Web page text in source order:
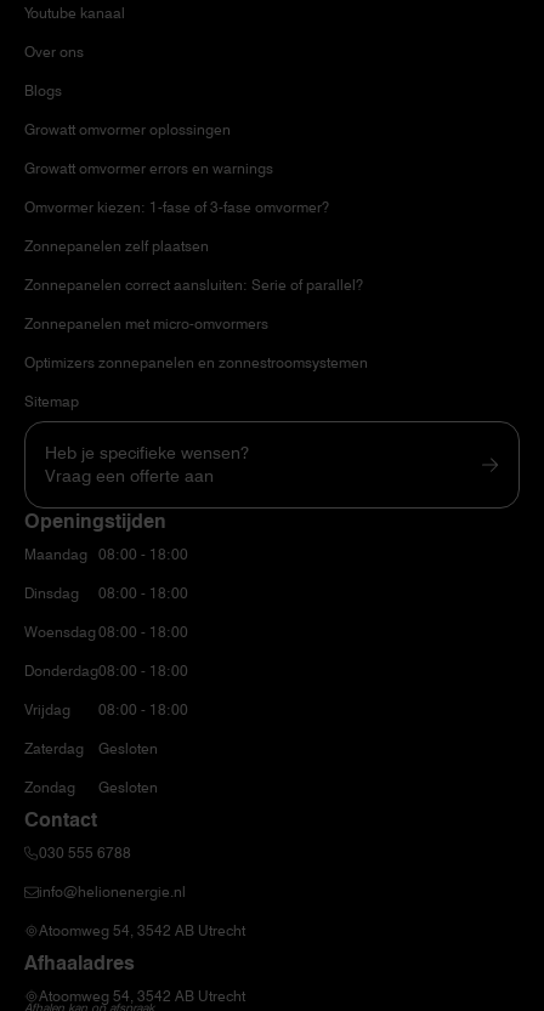
Youtube kanaal
Over ons
Blogs
Growatt omvormer oplossingen
Growatt omvormer errors en warnings
Omvormer kiezen: 1-fase of 3-fase omvormer?
Zonnepanelen zelf plaatsen
Zonnepanelen correct aansluiten: Serie of parallel?
Zonnepanelen met micro-omvormers
Optimizers zonnepanelen en zonnestroomsystemen
Sitemap
Heb je specifieke wensen?
Vraag een offerte aan
Openingstijden
Maandag
Dinsdag
Woensdag
Donderdag
Vrijdag
Zaterdag
Zondag
08:00 - 18:00
08:00 - 18:00
08:00 - 18:00
08:00 - 18:00
08:00 - 18:00
Gesloten
Gesloten
Contact
030 555 6788
info@helionenergie.nl
Atoomweg 54, 3542 AB Utrecht
Afhaaladres
Atoomweg 54, 3542 AB Utrecht
Afhalen kan op afspraak